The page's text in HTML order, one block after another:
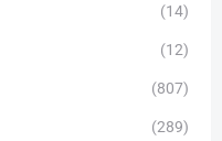
(14)
(12)
(807)
(289)